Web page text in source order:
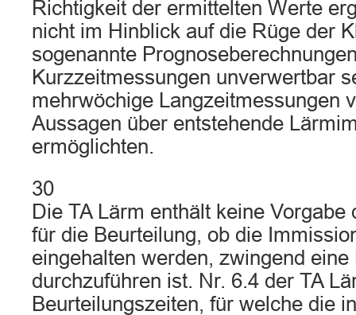
Richtigkeit der ermittelten Werte
nicht im Hinblick auf die Rüge der
sogenannte
Kurzzeitmessungen unverwertbar
mehrwöchige Langzeitmessungen
Aussagen über entstehende
ermöglichten.
30
Die TA Lärm enthält keine Vorgabe
für die Beurteilung, ob die
eingehalten werden, zwingend
durchzuführen ist. Nr. 6.4 der TA
Beurteilungszeiten, für welche die